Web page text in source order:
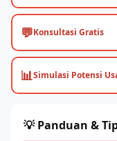
💬Konsultasi Gratis
📊Simulasi Potensi
💡 Panduan &